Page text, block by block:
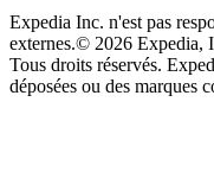
Expedia Inc. n'est pas
externes.© 2026 Expedia,
Tous droits réservés.
déposées ou des marques